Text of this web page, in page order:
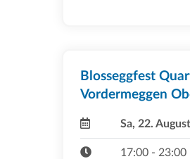
Blosseggfest
Vordermeggen
Sa, 22.
17:00 - 23:00